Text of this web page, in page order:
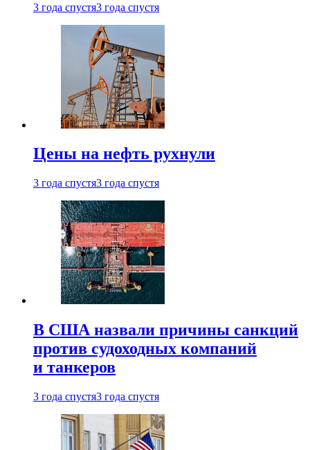
3 года спустя3 года спустя
Цены на нефть рухнули
3 года спустя3 года спустя
В США назвали причины санкций
против судоходных компаний
и танкеров
3 года спустя3 года спустя